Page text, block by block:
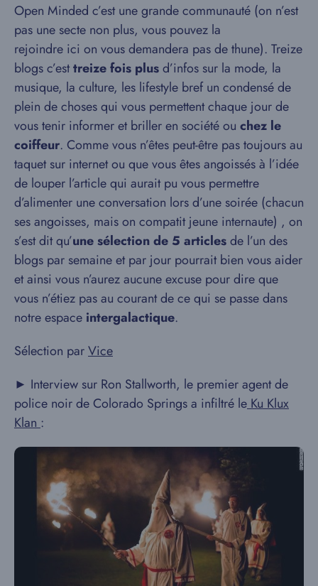
Open Minded c’est une grande communauté (on n’est
pas une secte non plus, vous pouvez la
rejoindre ici on vous demandera pas de thune). Treize
blogs c’esttreize fois plusd’infos sur la mode, la
musique, la culture, les lifestyle bref un condensé de
plein de choses qui vous permettent chaque jour de
vous tenir informer et briller en société ou chez le
coiffeur. Comme vous n’êtes peut-être pas toujours au
taquet sur internet ou que vous êtes angoissés à l’idée
de louper l’article qui aurait pu vous permettre
d’alimenter une conversation lors d’une soirée (chacun
ses angoisses, mais on compatit jeune internaute) , on
s’est dit qu’une sélection de 5 articlesde l’un des
blogs par semaine et par jour pourrait bien vous aider
et ainsi vous n’aurez aucune excuse pour dire que
vous n’étiez pas au courant de ce qui se passe dans
notre espace intergalactique.
Sélection parVice
► Interview sur Ron Stallworth, le premier agent de
police noir de Colorado Springs a infiltré le Ku Klux
Klan :